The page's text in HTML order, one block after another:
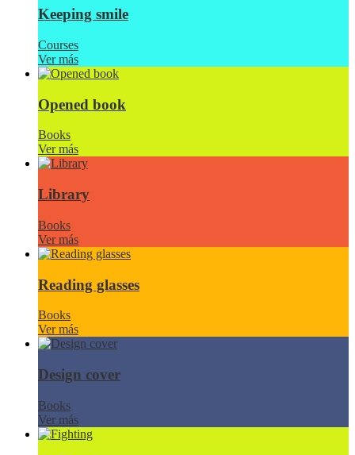
Keeping smile
Courses
Ver más
Opened book
Books
Ver más
Library
Books
Ver más
Reading glasses
Books
Ver más
Design cover
Books
Ver más